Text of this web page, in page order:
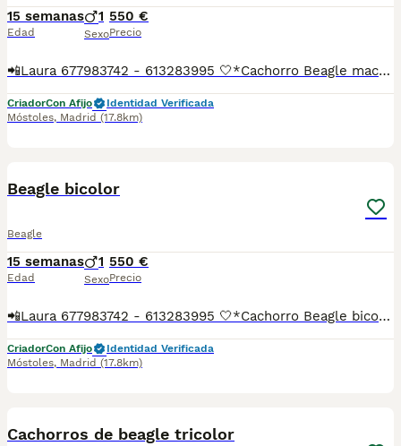
15 semanas
Edad
1
Sexo
550 €
Precio
📲Laura 677983742 - 613283995 🤍*Cachorro Beagle macho *🤍 ¿Buscas un nuevo compañero para tu hogar? ❤️ Tenemos preciosos cachorros listos para encontrar una familia responsable. ✅ Vacunados ✅ Desparasitados ✅ Cartilla sanitaria ✅ Garantías incluidas ✅ Máxima atención y cuidado Se hacen envíos a toda España: Andalucía: Almería, Cádiz, Córdoba, Granada, Huelva, Jaén, Málaga, Sevilla.Aragón: Huesca, Teruel, Zaragoza.Asturias: Oviedo.Baleares: Palma.Canarias: Las Palmas de Gran Canaria, Santa Cruz de Tenerife.Cantabria: Santander.Castilla-La Mancha: Albacete, Ciudad Real, Cuenca, Guadalajara, Toledo.Castilla y León: Ávila, Burgos, León, Palencia, Salamanca, Segovia, Soria, Valladolid, Zamora.Cataluña: Barcelona, Gerona (Girona), Lérida (Lleida), Tarragona.Comunidad Valenciana: Alicante, Castellón de la Plana, Valencia.Extremadura: Badajoz, Cáceres.Galicia: La Coruña (A Coruña), Lugo, Orense (Ourense), Pontevedra.La Rioja: Logroño.Madrid: Madrid.Murcia: Murcia.Navarra: Pamplona.País Vasco: Bilbao (Vizcaya), San Sebastián (Guipúzcoa), Vitoria (Álava). 🐾 Cachorros sanos, sociables y criados con mucho cariño. 📲 ¡Pregunta sin compromiso por disponibilidad, fotos y precios por mensaje privado!
CriadorCon Afijo
Identidad Verificada
Móstoles, Madrid (17.8km)
Beagle bicolor
Beagle
15 semanas
Edad
1
Sexo
550 €
Precio
📲Laura 677983742 - 613283995 🤍*Cachorro Beagle bicolor macho*🤍 ¿Buscas un nuevo compañero para tu hogar? ❤️ Tenemos preciosos cachorros listos para encontrar una familia responsable. ✅ Vacunados ✅ Desparasitados ✅ Cartilla sanitaria ✅ Garantías incluidas ✅ Máxima atención y cuidado Se hacen envíos a toda España: Andalucía: Almería, Cádiz, Córdoba, Granada, Huelva, Jaén, Málaga, Sevilla.Aragón: Huesca, Teruel, Zaragoza.Asturias: Oviedo.Baleares: Palma.Canarias: Las Palmas de Gran Canaria, Santa Cruz de Tenerife.Cantabria: Santander.Castilla-La Mancha: Albacete, Ciudad Real, Cuenca, Guadalajara, Toledo.Castilla y León: Ávila, Burgos, León, Palencia, Salamanca, Segovia, Soria, Valladolid, Zamora.Cataluña: Barcelona, Gerona (Girona), Lérida (Lleida), Tarragona.Comunidad Valenciana: Alicante, Castellón de la Plana, Valencia.Extremadura: Badajoz, Cáceres.Galicia: La Coruña (A Coruña), Lugo, Orense (Ourense), Pontevedra.La Rioja: Logroño.Madrid: Madrid.Murcia: Murcia.Navarra: Pamplona.País Vasco: Bilbao (Vizcaya), San Sebastián (Guipúzcoa), Vitoria (Álava). 🐾 Cachorros sanos, sociables y criados con mucho cariño. 📲 ¡Pregunta sin compromiso por disponibilidad, fotos y precios por mensaje privado!
CriadorCon Afijo
Identidad Verificada
Móstoles, Madrid (17.8km)
Cachorros de beagle tricolor